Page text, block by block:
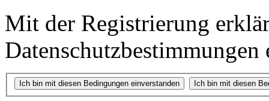
Mit der Registrierung
Datenschutzbestimmungen